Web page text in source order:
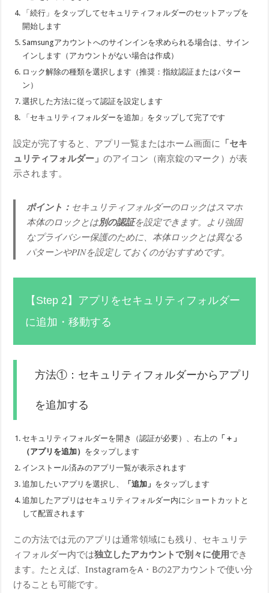
「続行」をタップしてセキュリティフォルダーのセットアップを
開始します
Samsungアカウントへのサインインを求められる場合は、サイン
インします（アカウントがない場合は作成）
ロック解除の種類を選択します（推奨：指紋認証またはパター
ン）
選択した方法に従って認証を設定します
「セキュリティフォルダーを追加」をタップして完了です
設定が完了すると、アプリ一覧またはホーム画面に 「セキ
ュリティフォルダー」のアイコン（南京錠のマーク）が表
示されます。
ポイント： セキュリティフォルダーのロックはスマホ
本体のロックとは別の認証を設定できます。より強固
なプライバシー保護のために、本体ロックとは異なる
パターンやPINを設定しておくのがおすすめです。
【Step 2】アプリをセキュリティフォルダー
に追加・移動する
方法①：セキュリティフォルダーからアプリ
を追加する
セキュリティフォルダーを開き（認証が必要）、右上の 「＋」
（アプリを追加） をタップします
インストール済みのアプリ一覧が表示されます
追加したいアプリを選択し、
「追加」 をタップします
追加したアプリはセキュリティフォルダー内にショートカットと
して配置されます
この方法では元のアプリは通常領域にも残り、セキュリテ
ィフォルダー内では独立したアカウントで別々に使用でき
ます。たとえば、InstagramをA・Bの2アカウントで使い分
けることも可能です。